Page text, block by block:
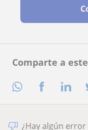
Comparte a
¿Hay algún